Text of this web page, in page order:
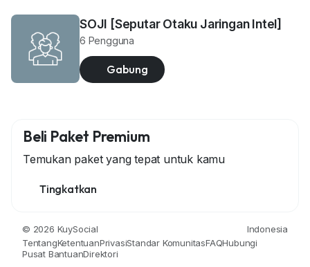
SOJI [Seputar Otaku Jaringan Intel]
6 Pengguna
Gabung
Beli Paket Premium
Temukan paket yang tepat untuk kamu
Tingkatkan
© 2026 KuySocial
Indonesia
TentangKetentuanPrivasiStandar KomunitasFAQHubungi
Pusat BantuanDirektori